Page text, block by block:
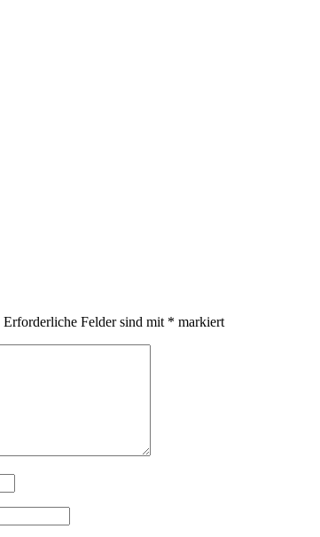
Erforderliche Felder sind mit * markiert